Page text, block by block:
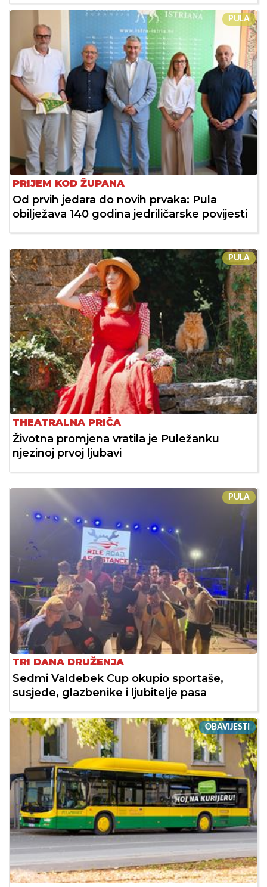
PULA
PRIJEM KOD ŽUPANA
Od prvih jedara do novih prvaka: Pula
obilježava 140 godina jedriličarske povijesti
PULA
THEATRALNA PRIČA
Životna promjena vratila je Puležanku
njezinoj prvoj ljubavi
PULA
TRI DANA DRUŽENJA
Sedmi Valdebek Cup okupio sportaše,
susjede, glazbenike i ljubitelje pasa
OBAVIJESTI